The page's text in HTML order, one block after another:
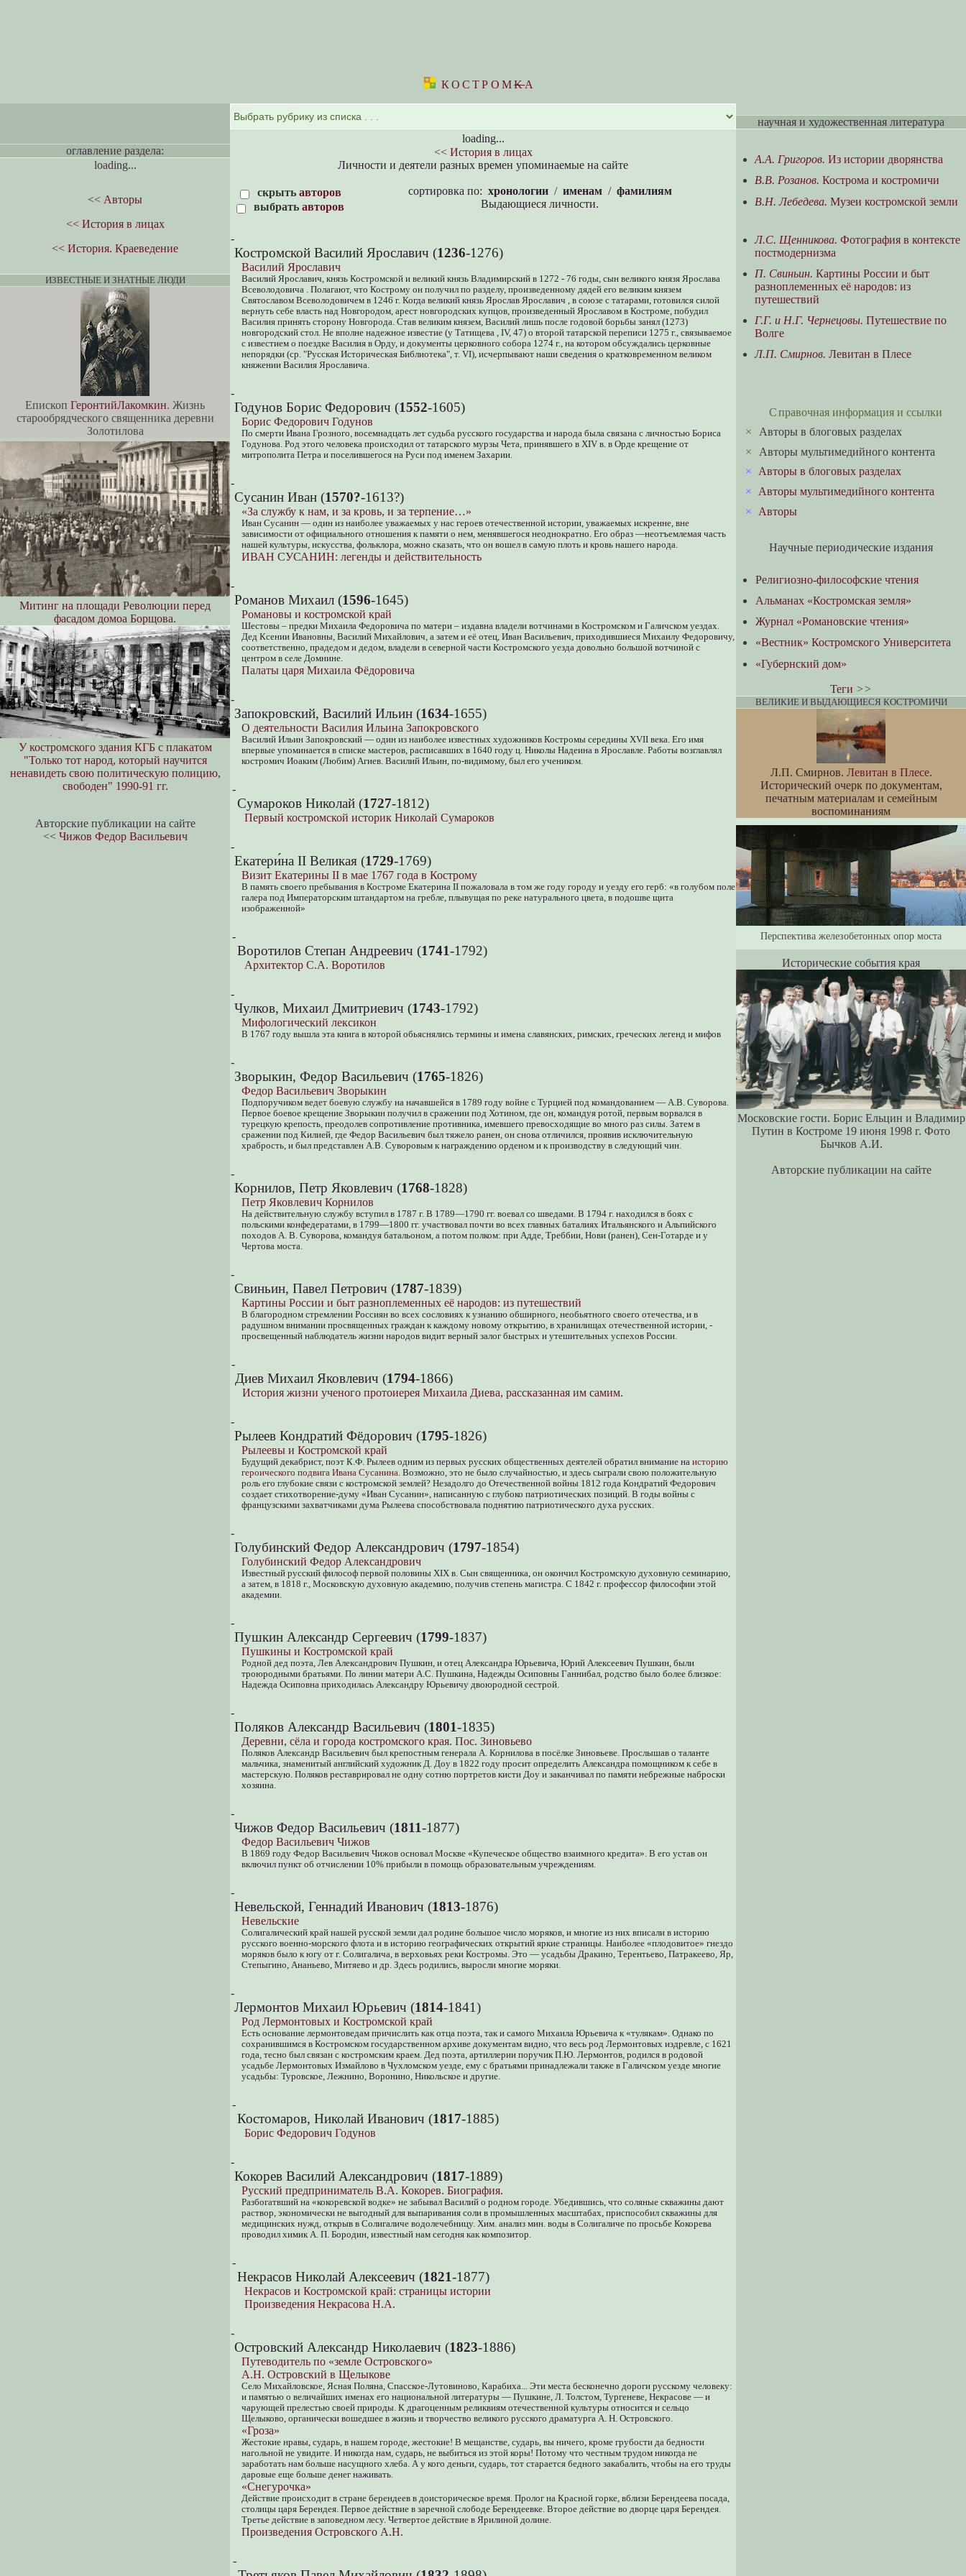
КОСТРОМKА
loading...
<< История в лицах
Личности и деятели разных времен упоминаемые на сайте
скрыть авторов
выбрать авторов
сортировка по: хронологии/ именам/ фамилиям
Выдающиеся личности.
-
Костромской Василий Ярославич (1236-1276)
Василий Ярославич
Василий Ярославич, князь Костромской и великий князь Владимирский в 1272 - 76 годы, сын великого князя Ярослава
Всеволодовича . Полагают, что Кострому он получил по разделу, произведенному дядей его великим князем
Святославом Всеволодовичем в 1246 г. Когда великий князь Ярослав Ярославич , в союзе с татарами, готовился силой
вернуть себе власть над Новгородом, арест новгородских купцов, произведенный Ярославом в Костроме, побудил
Василия принять сторону Новгорода. Став великим князем, Василий лишь после годовой борьбы занял (1273)
новгородский стол. Не вполне надежное известие (у Татищева , IV, 47) о второй татарской переписи 1275 г., связываемое
с известием о поездке Василия в Орду, и документы церковного собора 1274 г., на котором обсуждались церковные
непорядки (ср. "Русская Историческая Библиотека", т. VI), исчерпывают наши сведения о кратковременном великом
княжении Василия Ярославича.
-
Годунов Борис Федорович (1552-1605)
Борис Федорович Годунов
По смерти Ивана Грозного, восемнадцать лет судьба русского государства и народа была связана с личностью Бориса
Годунова. Род этого человека происходил от татарского мурзы Чета, принявшего в XIV в. в Орде крещение от
митрополита Петра и поселившегося на Руси под именем Захарии.
-
Сусанин Иван (1570?-1613?)
«За службу к нам, и за кровь, и за терпение…»
Иван Сусанин — один из наиболее уважаемых у нас героев отечественной истории, уважаемых искренне, вне
зависимости от официального отношения к памяти о нем, менявшегося неоднократно. Его образ —неотъемлемая часть
нашей культуры, искусства, фольклора, можно сказать, что он вошел в самую плоть и кровь нашего народа.
ИВАН СУСАНИН: легенды и действительность
-
Романов Михаил (1596-1645)
Романовы и костромской край
Шестовы – предки Михаила Федоровича по матери – издавна владели вотчинами в Костромском и Галичском уездах.
Дед Ксении Ивановны, Василий Михайлович, а затем и её отец, Иван Васильевич, приходившиеся Михаилу Федоровичу,
соответственно, прадедом и дедом, владели в северной части Костромского уезда довольно большой вотчиной с
центром в селе Домнине.
Палаты царя Михаила Фёдоровича
-
Запокровский, Василий Ильин (1634-1655)
О деятельности Василия Ильина Запокровского
Василий Ильин Запокровский — один из наиболее известных художников Костромы середины XVII века. Его имя
впервые упоминается в списке мастеров, расписавших в 1640 году ц. Николы Надеина в Ярославле. Работы возглавлял
костромич Иоаким (Любим) Агиев. Василий Ильин, по-видимому, был его учеником.
-
Сумароков Николай (1727-1812)
Первый костромской историк Николай Сумароков
-
Екатери́на II Великая (1729-1769)
Визит Екатерины II в мае 1767 года в Кострому
В память своего пребывания в Костроме Екатерина II пожаловала в том же году городу и уезду его герб: «в голубом поле
галера под Императорским штандартом на гребле, плывущая по реке натурального цвета, в подошве щита
изображенной»
-
Воротилов Степан Андреевич (1741-1792)
Архитектор С.А. Воротилов
-
Чулков, Михаил Дмитриевич (1743-1792)
Мифологический лексикон
В 1767 году вышла эта книга в которой обьяснялись термины и имена славянских, римских, греческих легенд и мифов
-
Зворыкин, Федор Васильевич (1765-1826)
Федор Васильевич Зворыкин
Подпоручиком ведет боевую службу на начавшейся в 1789 году войне с Турцией под командованием — А.В. Суворова.
Первое боевое крещение Зворыкин получил в сражении под Хотином, где он, командуя ротой, первым ворвался в
турецкую крепость, преодолев сопротивление противника, имевшего превосходящие во много раз силы. Затем в
сражении под Килией, где Федор Васильевич был тяжело ранен, он снова отличился, проявив исключительную
храбрость, и был представлен А.В. Суворовым к награждению орденом и к производству в следующий чин.
-
Корнилов, Петр Яковлевич (1768-1828)
Петр Яковлевич Корнилов
На действительную службу вступил в 1787 г. В 1789—1790 гг. воевал со шведами. В 1794 г. находился в боях с
польскими конфедератами, в 1799—1800 гг. участвовал почти во всех главных баталиях Итальянского и Альпийского
походов А. В. Суворова, командуя батальоном, а потом полком: при Адде, Треббии, Нови (ранен), Сен-Готарде и у
Чертова моста.
-
Свиньин, Павел Петрович (1787-1839)
Картины России и быт разноплеменных её народов: из путешествий
В благородном стремлении Россиян во всех сословиях к узнанию обширного, необьятного своего отечества, и в
радушном внимании просвященных граждан к каждому новому открытию, в хранилищах отечественной истории, -
просвещенный наблюдатель жизни народов видит верный залог быстрых и утешительных успехов России.
-
Диев Михаил Яковлевич (1794-1866)
История жизни ученого протоиерея Михаила Диева, рассказанная им самим.
-
Рылеев Кондратий Фёдорович (1795-1826)
Рылеевы и Костромской край
Будущий декабрист, поэт К.Ф. Рылеев одним из первых русских общественных деятелей обратил внимание на историю
героического подвига Ивана Сусанина . Возможно, это не было случайностью, и здесь сыграли свою положительную
роль его глубокие связи с костромской землей? Незадолго до Отечественной войны 1812 года Кондратий Федорович
создает стихотворение-думу «Иван Сусанин», написанную с глубоко патриотических позиций. В годы войны с
французскими захватчиками дума Рылеева способствовала поднятию патриотического духа русских.
-
Голубинский Федор Александрович (1797-1854)
Голубинский Федор Александрович
Известный русский философ первой половины XIX в. Сын священника, он окончил Костромскую духовную семинарию,
а затем, в 1818 г., Московскую духовную академию, получив степень магистра. С 1842 г. профессор философии этой
академии.
-
Пушкин Александр Сергеевич (1799-1837)
Пушкины и Костромской край
Родной дед поэта, Лев Александрович Пушкин, и отец Александра Юрьевича, Юрий Алексеевич Пушкин, были
троюродными братьями. По линии матери А.С. Пушкина, Надежды Осиповны Ганнибал, родство было более близкое:
Надежда Осиповна приходилась Александру Юрьевичу двоюродной сестрой.
-
Поляков Александр Васильевич (1801-1835)
Деревни, сёла и города костромского края. Пос. Зиновьево
Поляков Александр Васильевич был крепостным генерала А. Корнилова в посёлке Зиновьеве. Прослышав о таланте
мальчика, знаменитый английский художник Д. Доу в 1822 году просит определить Александра помощником к себе в
мастерскую. Поляков реставрировал не одну сотню портретов кисти Доу и заканчивал по памяти небрежные наброски
хозяина.
-
Чижов Федор Васильевич (1811-1877)
Федор Васильевич Чижов
В 1869 году Федор Васильевич Чижов основал Москве «Купеческое общество взаимного кредита». В его устав он
включил пункт об отчислении 10% прибыли в помощь образовательным учреждениям.
-
Невельской, Геннадий Иванович (1813-1876)
Невельские
Солигалический край нашей русской земли дал родине большое число моряков, и многие из них вписали в историю
русского военно-морского флота и в историю географических открытий яркие страницы. Наиболее «плодовитое» гнездо
моряков было к югу от г. Солигалича, в верховьях реки Костромы. Это — усадьбы Дракино, Терентьево, Патракеево, Яр,
Степыгино, Ананьево, Митяево и др. Здесь родились, выросли многие моряки.
-
Лермонтов Михаил Юрьевич (1814-1841)
Род Лермонтовых и Костромской край
Есть основание лермонтоведам причислить как отца поэта, так и самого Михаила Юрьевича к «тулякам». Однако по
сохранившимся в Костромском государственном архиве документам видно, что весь род Лермонтовых издревле, с 1621
года, тесно был связан с костромским краем. Дед поэта, артиллерии поручик П.Ю. Лермонтов, родился в родовой
усадьбе Лермонтовых Измайлово в Чухломском уезде, ему с братьями принадлежали также в Галичском уезде многие
усадьбы: Туровское, Лежнино, Воронино, Никольское и другие.
-
Костомаров, Николай Иванович (1817-1885)
Борис Федорович Годунов
-
Кокорев Василий Александрович (1817-1889)
Русский предприниматель В.А. Кокорев. Биография.
Разбогатвший на «кокоревской водке» не забывал Василий о родном городе. Убедившись, что соляные скважины дают
раствор, экономически не выгодный для выпаривания соли в промышленных масштабах, приспособил скважины для
медицинских нужд, открыв в Солигаличе водолечебницу. Хим. анализ мин. воды в Солигаличе по просьбе Кокорева
проводил химик А. П. Бородин, известный нам сегодня как композитор.
-
Некрасов Николай Алексеевич (1821-1877)
Некрасов и Костромской край: страницы истории
Произведения Некрасова Н.А.
-
Островский Александр Николаевич (1823-1886)
Путеводитель по «земле Островского»
А.Н. Островский в Щелыкове
Село Михайловское, Ясная Поляна, Спасское-Лутовиново, Карабиха... Эти места бесконечно дороги русскому человеку:
и памятью о величайших именах его национальной литературы — Пушкине, Л. Толстом, Тургеневе, Некрасове — и
чарующей прелестью своей природы. К драгоценным реликвиям отечественной культуры относится и сельцо
Щелыково, органически вошедшее в жизнь и творчество великого русского драматурга А. Н. Островского.
«Гроза»
Жестокие нравы, сударь, в нашем городе, жестокие! В мещанстве, сударь, вы ничего, кроме грубости да бедности
нагольной не увидите. И никогда нам, сударь, не выбиться из этой коры! Потому что честным трудом никогда не
заработать нам больше насущного хлеба. А у кого деньги, сударь, тот старается бедного закабалить, чтобы на его труды
даровые еще больше денег наживать.
«Снегурочка»
Действие происходит в стране берендеев в доисторическое время. Пролог на Красной горке, вблизи Берендеева посада,
столицы царя Берендея. Первое действие в заречной слободе Берендеевке. Второе действие во дворце царя Берендея.
Третье действие в заповедном лесу. Четвертое действие в Ярилиной долине.
Произведения Островского А.Н.
-
оглавление раздела:
loading...
<< Авторы
<< История в лицах
<< История. Краеведение
ИЗВЕСТНЫЕ И ЗНАТНЫЕ ЛЮДИ
Епископ ГеронтийЛакомкин. Жизнь
старообрядческого священника деревни
Золотилова
Митинг на площади Революции перед
фасадом домоа Борщова.
У костромского здания КГБ c плакатом
"Только тот народ, который научится
ненавидеть свою политическую полицию,
свободен" 1990-91 гг.
Авторские публикации на сайте
<< Чижов Федор Васильевич
научная и художественная литература
А.А. Григоров. Из истории дворянства
В.В. Розанов. Кострома и костромичи
В.Н. Лебедева. Музеи костромской земли
Л.С. Щенникова. Фотография в контексте
постмодернизма
П. Свиньин. Картины России и быт
разноплеменных её народов: из
путешествий
Г.Г. и Н.Г. Чернецовы. Путешествие по
Волге
Л.П. Смирнов. Левитан в Плесе
Справочная информация и ссылки
Авторы в блоговых разделах
Авторы мультимедийного контента
×Авторы в блоговых разделах
Авторы мультимедийного контента
Авторы
Научные периодические издания
Религиозно-философские чтения
Альманах «Костромская земля»
Журнал «Романовские чтения»
«Вестник» Костромского Университета
«Губернский дом»
Теги >>
ВЕЛИКИЕ И ВЫДАЮЩИЕСЯ КОСТРОМИЧИ
Л.П. Смирнов. Левитан в Плесе.
Исторический очерк по документам,
печатным материалам и семейным
воспоминаниям
Перспектива железобетонных опор моста
Исторические события края
Московские гости. Борис Ельцин и Владимир
Путин в Костроме 19 июня 1998 г. Фото
Бычков А.И.
Авторские публикации на сайте